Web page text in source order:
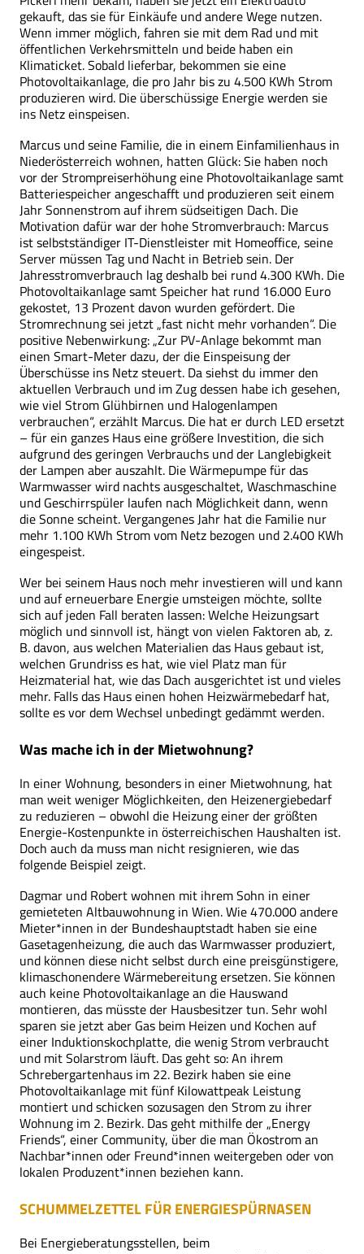
gekauft, das sie für Einkäufe und andere Wege nutzen.
Wenn immer möglich, fahren sie mit dem Rad und mit
öffentlichen Verkehrsmitteln und beide haben ein
Klimaticket. Sobald lieferbar, bekommen sie eine
Photovoltaikanlage, die pro Jahr bis zu 4.500 KWh Strom
produzieren wird. Die überschüssige Energie werden sie
ins Netz einspeisen.
Marcus und seine Familie, die in einem Einfamilienhaus in
Niederösterreich wohnen, hatten Glück: Sie haben noch
vor der Strompreiserhöhung eine Photovoltaikanlage samt
Batteriespeicher angeschafft und produzieren seit einem
Jahr Sonnenstrom auf ihrem südseitigen Dach. Die
Motivation dafür war der hohe Stromverbrauch: Marcus
ist selbstständiger IT-Dienstleister mit Homeoffice, seine
Server müssen Tag und Nacht in Betrieb sein. Der
Jahresstromverbrauch lag deshalb bei rund 4.300 KWh. Die
Photovoltaikanlage samt Speicher hat rund 16.000 Euro
gekostet, 13 Prozent davon wurden gefördert. Die
Stromrechnung sei jetzt „fast nicht mehr vorhanden“. Die
positive Nebenwirkung: „Zur PV-Anlage bekommt man
einen Smart-Meter dazu, der die Einspeisung der
Überschüsse ins Netz steuert. Da siehst du immer den
aktuellen Verbrauch und im Zug dessen habe ich gesehen,
wie viel Strom Glühbirnen und Halogenlampen
verbrauchen“, erzählt Marcus. Die hat er durch LED ersetzt
– für ein ganzes Haus eine größere Investition, die sich
aufgrund des geringen Verbrauchs und der Langlebigkeit
der Lampen aber auszahlt. Die Wärmepumpe für das
Warmwasser wird nachts ausgeschaltet, Waschmaschine
und Geschirrspüler laufen nach Möglichkeit dann, wenn
die Sonne scheint. Vergangenes Jahr hat die Familie nur
mehr 1.100 KWh Strom vom Netz bezogen und 2.400 KWh
eingespeist.
Wer bei seinem Haus noch mehr investieren will und kann
und auf erneuerbare Energie umsteigen möchte, sollte
sich auf jeden Fall beraten lassen: Welche Heizungsart
möglich und sinnvoll ist, hängt von vielen Faktoren ab, z.
B. davon, aus welchen Materialien das Haus gebaut ist,
welchen Grundriss es hat, wie viel Platz man für
Heizmaterial hat, wie das Dach ausgerichtet ist und vieles
mehr. Falls das Haus einen hohen Heizwärmebedarf hat,
sollte es vor dem Wechsel unbedingt gedämmt werden.
Was mache ich in der Mietwohnung?
In einer Wohnung, besonders in einer Mietwohnung, hat
man weit weniger Möglichkeiten, den Heizenergiebedarf
zu reduzieren – obwohl die Heizung einer der größten
Energie-Kostenpunkte in österreichischen Haushalten ist.
Doch auch da muss man nicht resignieren, wie das
folgende Beispiel zeigt.
Dagmar und Robert wohnen mit ihrem Sohn in einer
gemieteten Altbauwohnung in Wien. Wie 470.000 andere
Mieter*innen in der Bundeshauptstadt haben sie eine
Gasetagenheizung, die auch das Warmwasser produziert,
und können diese nicht selbst durch eine preisgünstigere,
klimaschonendere Wärmebereitung ersetzen. Sie können
auch keine Photovoltaikanlage an die Hauswand
montieren, das müsste der Hausbesitzer tun. Sehr wohl
sparen sie jetzt aber Gas beim Heizen und Kochen auf
einer Induktionskochplatte, die wenig Strom verbraucht
und mit Solarstrom läuft. Das geht so: An ihrem
Schrebergartenhaus im 22. Bezirk haben sie eine
Photovoltaikanlage mit fünf Kilowattpeak Leistung
montiert und schicken sozusagen den Strom zu ihrer
Wohnung im 2. Bezirk. Das geht mithilfe der „Energy
Friends“, einer Community, über die man Ökostrom an
Nachbar*innen oder Freund*innen weitergeben oder von
lokalen Produzent*innen beziehen kann.
SCHUMMELZETTELFÜRENERGIESPÜRNASEN
Bei Energieberatungsstellen, beim